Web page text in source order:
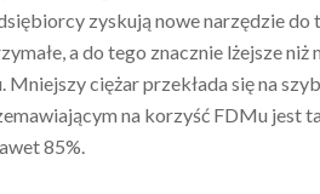
zyskują nowe narzędzie
a do tego znacznie lżejsze
ciężar przekłada się na
na korzyść FDMu jest
85%.